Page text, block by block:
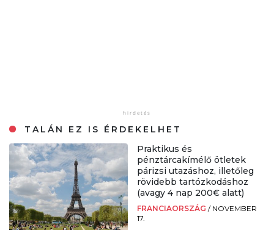
TALÁN EZ IS ÉRDEKELHET
Praktikus és
pénztárcakímélő ötletek
párizsi utazáshoz, illetőleg
rövidebb tartózkodáshoz
(avagy 4 nap 200€ alatt)
FRANCIAORSZÁG / NOVEMBER
17.